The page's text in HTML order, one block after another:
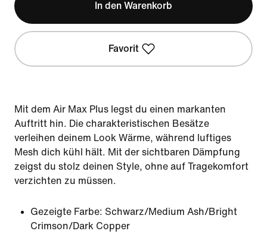
In den Warenkorb
Favorit
Mit dem Air Max Plus legst du einen markanten
Auftritt hin. Die charakteristischen Besätze
verleihen deinem Look Wärme, während luftiges
Mesh dich kühl hält. Mit der sichtbaren Dämpfung
zeigst du stolz deinen Style, ohne auf Tragekomfort
verzichten zu müssen.
Gezeigte Farbe: Schwarz/Medium Ash/Bright
Crimson/Dark Copper